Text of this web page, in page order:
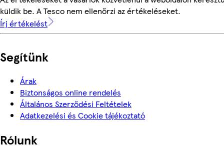
küldik be. A Tesco nem ellenőrzi az értékeléseket.
Írj értékelést
Segítünk
Árak
Biztonságos online rendelés
Általános Szerződési Feltételek
Adatkezelési és Cookie tájékoztató
Rólunk